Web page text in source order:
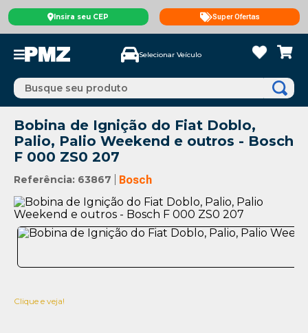
Insira seu CEP Super Ofertas
Selecionar Veículo
Busque seu produto
Bobina de Ignição do Fiat Doblo,
Palio, Palio Weekend e outros - Bosch
F 000 ZS0 207
Referência: 63867 Bosch
Clique e veja!